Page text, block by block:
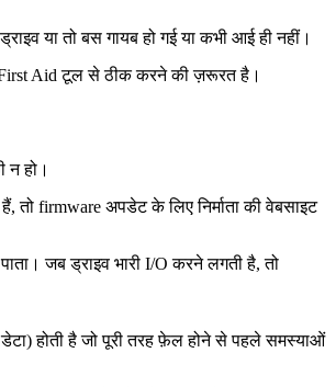
या तो बस गायब हो गई या कभी आई ही नहीं।
First Aid टूल से ठीक करने की ज़रूरत है।
न हो।
firmware अपडेट के लिए निर्माता की वेबसाइट
जब ड्राइव भारी I/O करने लगती है, तो
होती है जो पूरी तरह फ़ेल होने से पहले समस्याओं